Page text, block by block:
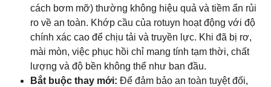
cách bơm mỡ) thường không hiệu quả và tiềm ẩn rủi
ro về an toàn. Khớp cầu của rotuyn hoạt động với độ
chính xác cao để chịu tải và truyền lực. Khi đã bị rơ,
mài mòn, việc phục hồi chỉ mang tính tạm thời, chất
lượng và độ bền không thể như ban đầu.
Bắt buộc thay mới: Để đảm bảo an toàn tuyệt đối,